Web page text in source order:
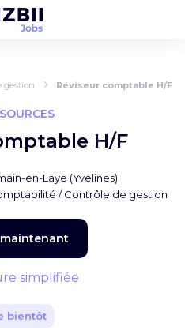
gestion Réviseur comptable H/F
H/F
en-Laye (Yvelines)
/ Contrôle de gestion
simplifiée
bientôt